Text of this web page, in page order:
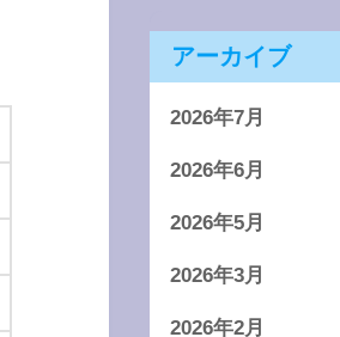
アーカイブ
2026年7月
2026年6月
2026年5月
2026年3月
2026年2月